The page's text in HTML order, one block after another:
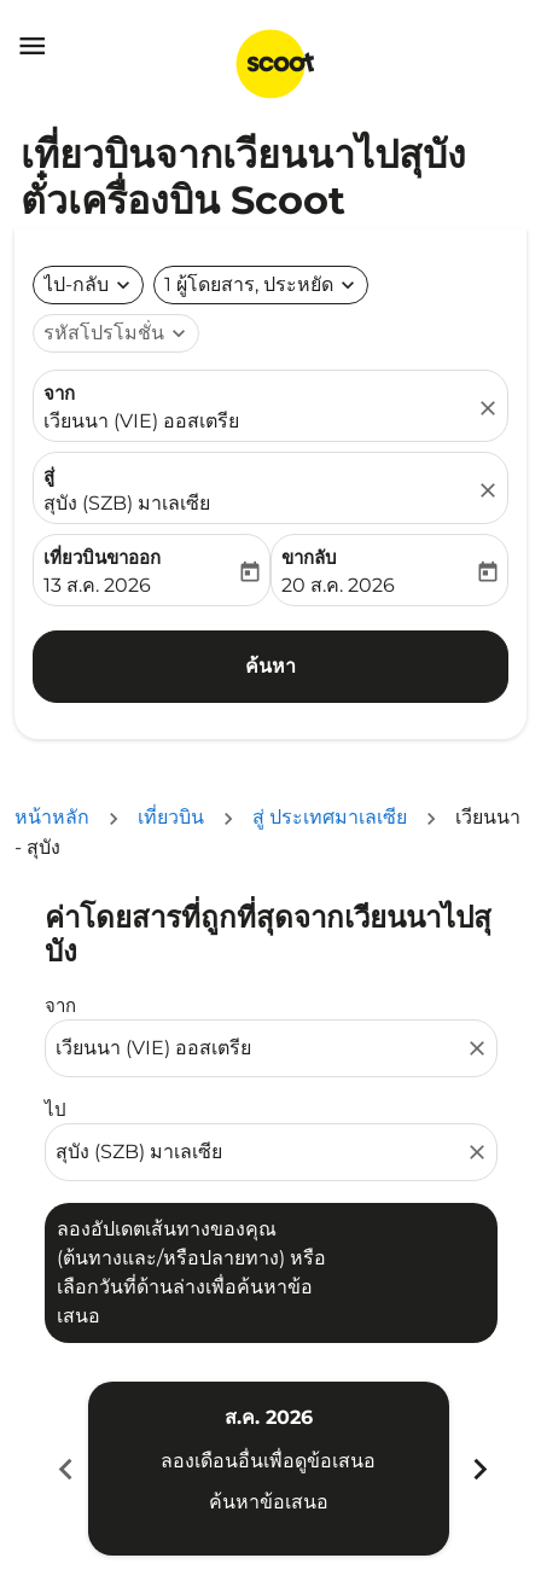

เที่ยวบินจากเวียนนาไปสุบัง
ตั๋วเครื่องบิน Scoot
ไป-กลับ expand_more 1 ผู้โดยสาร, ประหยัด expand_more
รหัสโปรโมชั่น expand_more
จาก
เวียนนา (VIE) ออสเตรีย
close
สู่
สุบัง (SZB) มาเลเซีย
close
เที่ยวบินขาออก
fc-booking-departure-date-aria-label
13 ส.ค. 2026
today
ขากลับ
fc-booking-return-date-
20 ส.ค. 2026
today
ค้นหา
หน้าหลัก เที่ยวบิน สู่ ประเทศมาเลเซีย
เวียนนา
- สุบัง
ค่าโดยสารที่ถูกที่สุดจากเวียนนาไปสุ
บัง
จาก
close
ไป
close
ลองอัปเดตเส้นทางของคุณ
(ต้นทางและ/หรือปลายทาง) หรือ
เลือกวันที่ด้านล่างเพื่อค้นหาข้อ
เสนอ
ลองอัปเดตเส้นทางของคุณ (ต้นทางและ/หรือปลายทาง) หรื
chevron_left
ส.ค. 2026
ลองเดือนอื่นเพื่อดูข้อเสนอ
ค้นหาข้อเสนอ
chevron_right